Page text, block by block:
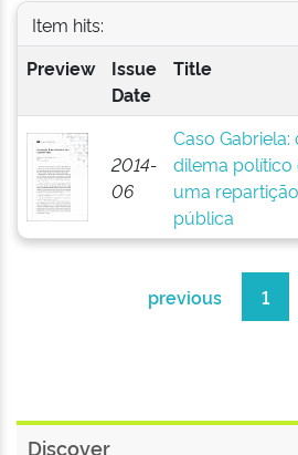
Item hits:
Preview
Issue
Date
Title
2014-
06
Caso Gabriela:
dilema político
uma repartição
pública
previous 1
Discover